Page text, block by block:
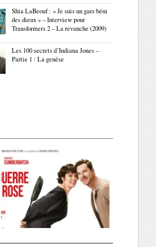
Shia LaBeouf : « Je suis un gars béni
des dieux » – Interview pour
Transformers 2 – La revanche (2009)
Les 100 secrets d’Indiana Jones –
Partie 1 : La genèse